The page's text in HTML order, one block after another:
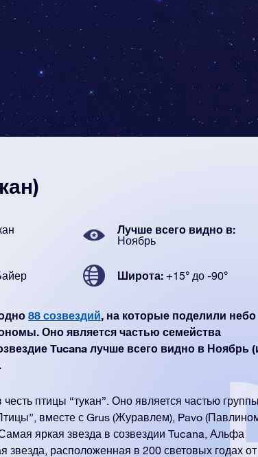
Лучше всего видно в:
Ноябрь
Широта: +15° до -90°
88 созвездий, на которые поделили небо
Оно является частью семейства
Tucana лучше всего видно в Ноябрь
птицы “тукан”. Оно является частью
вместе с Grus (Журавлем), Pavo
яркая звезда в созвездии Tucana, Альфа
звезда, расположенная в 200 световых годах от